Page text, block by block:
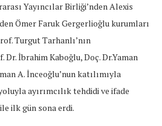
Yayıncılar Birliği’nden Alexis
Ömer Faruk Gergerlioğlu kurumları
Turgut Tarhanlı’nın
İbrahim Kaboğlu, Doç. Dr.Yaman
A. İnceoğlu’nun katılımıyla
ayırımcılık tehdidi ve ifade
ilk gün sona erdi.